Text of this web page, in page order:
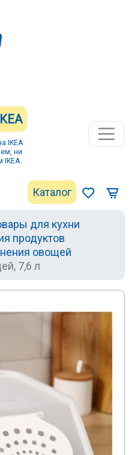
IKEA
ни
IKEA
Каталог
для кухни
продуктов
овощей
7,6 л